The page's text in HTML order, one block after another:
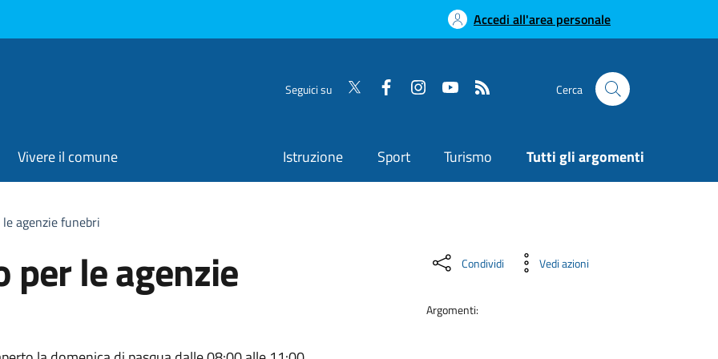
Accedi all'area personale
Seguici su Cerca
Vivere il comune Istruzione Sport Turismo Tutti gli argomenti
agenzie funebri
per le agenzie Condividi Vedi azioni
Argomenti: